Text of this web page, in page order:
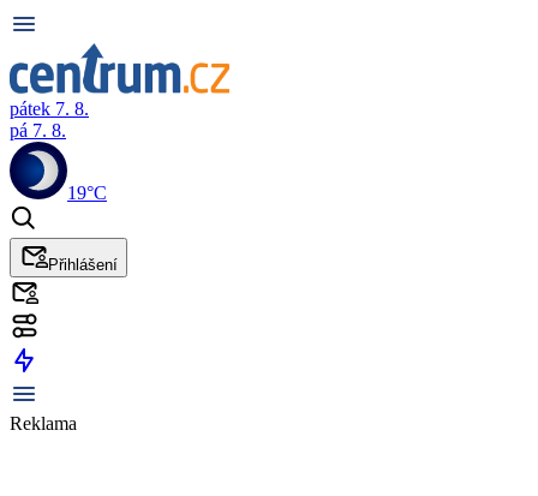
pátek 7. 8.
pá 7. 8.
19°C
Přihlášení
Reklama